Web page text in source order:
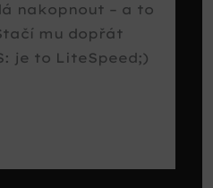
nakopnout – a to
mu dopřát
je to LiteSpeed;)